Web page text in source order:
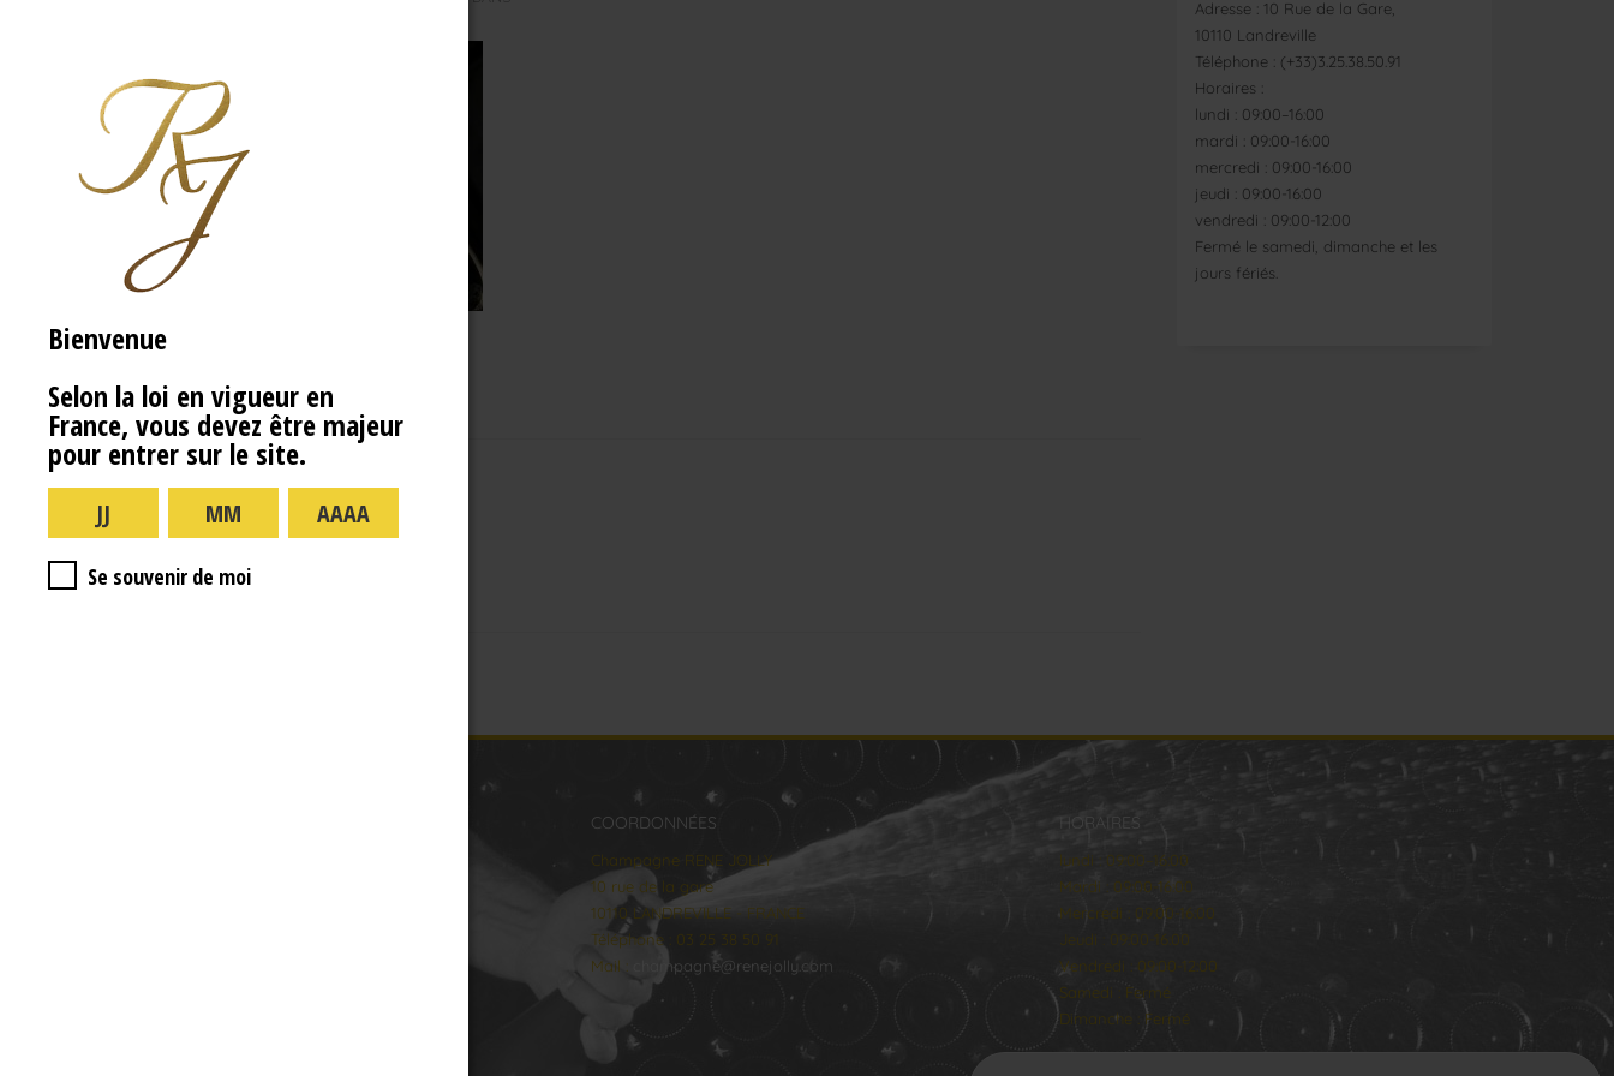
A PROPOS
Adresse : 10 Rue de la Gare,
10110 Landreville
Téléphone : (+33)3.25.38.50.91
Horaires :
lundi : 09:00–16:00
mardi : 09:00-16:00
mercredi : 09:00-16:00
jeudi : 09:00-16:00
vendredi : 09:00-12:00
Fermé le samedi, dimanche et les
jours fériés.
COORDONNÉES
Champagne RENE JOLLY
10 rue de la gare
10110 LANDREVILLE - FRANCE
Téléphone : 03 25 38 50 91
Mail :
champagne@renejolly.com
HORAIRES
lundi : 09:00–16:00
Mardi : 09:00-16:00
Mercredi : 09:00-16:00
Jeudi : 09:00-16:00
Vendredi : 09:00-12:00
Samedi : Fermé
Dimanche : Fermé
Bienvenue
Selon la loi en vigueur en
France, vous devez être majeur
pour entrer sur le site.
Se souvenir de moi